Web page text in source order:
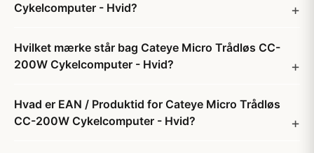
Cykelcomputer - Hvid?
Hvilket mærke står bag Cateye Micro Trådløs CC-
200W Cykelcomputer - Hvid?
Hvad er EAN / Produktid for Cateye Micro Trådløs
CC-200W Cykelcomputer - Hvid?